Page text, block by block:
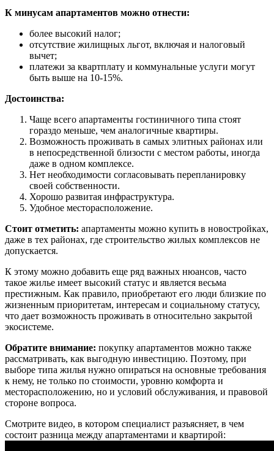
К минусам апартаментов можно отнести:
более высокий налог;
отсутствие жилищных льгот, включая и налоговый
вычет;
платежи за квартплату и коммунальные услуги могут
быть выше на 10-15%.
Достоинства:
Чаще всего апартаменты гостиничного типа стоят
гораздо меньше, чем аналогичные квартиры.
Возможность проживать в самых элитных районах или
в непосредственной близости с местом работы, иногда
даже в одном комплексе.
Нет необходимости согласовывать перепланировку
своей собственности.
Хорошо развитая инфраструктура.
Удобное месторасположение.
Стоит отметить: апартаменты можно купить в новостройках,
даже в тех районах, где строительство жилых комплексов не
допускается.
К этому можно добавить еще ряд важных нюансов, часто
такое жилье имеет высокий статус и является весьма
престижным. Как правило, приобретают его люди близкие по
жизненным приоритетам, интересам и социальному статусу,
что дает возможность проживать в относительно закрытой
экосистеме.
Обратите внимание: покупку апартаментов можно также
рассматривать, как выгодную инвестицию. Поэтому, при
выборе типа жилья нужно опираться на основные требования
к нему, не только по стоимости, уровню комфорта и
месторасположению, но и условий обслуживания, и правовой
стороне вопроса.
Смотрите видео, в котором специалист разъясняет, в чем
состоит разница между апартаментами и квартирой: